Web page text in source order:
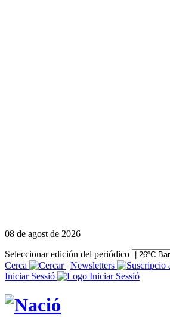
08 de agost de 2026
Seleccionar edición del periódico
Cerca
| Newsletters
Iniciar Sessió